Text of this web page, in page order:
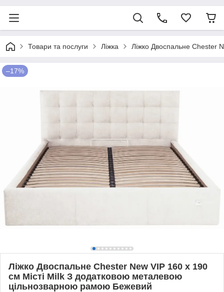
Товари та послуги Ліжка Ліжко Двоспальне Chester
–17%
Ліжко Двоспальне Chester New VIP 160 х 190
см Місті Milk З додатковою металевою
цільнозварною рамою Бежевий